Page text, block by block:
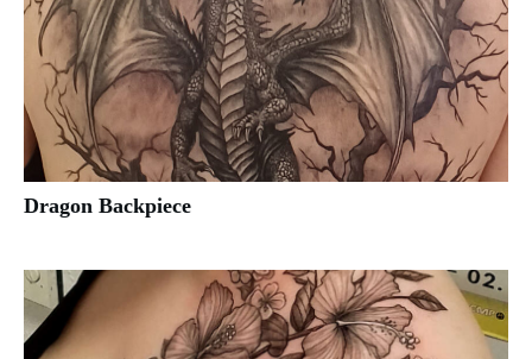
Dragon Backpiece